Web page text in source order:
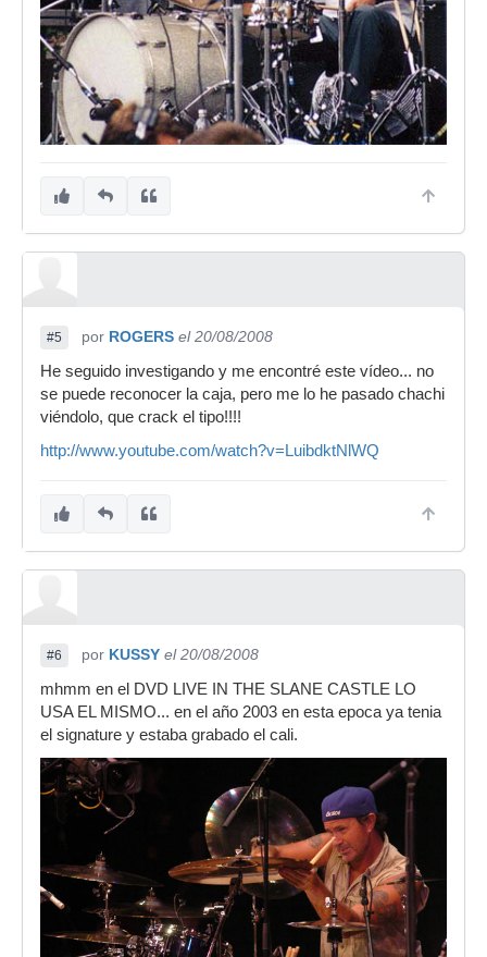
#5 por ROGERS el 20/08/2008
He seguido investigando y me encontré este vídeo... no
se puede reconocer la caja, pero me lo he pasado chachi
viéndolo, que crack el tipo!!!!
http://www.youtube.com/watch?v=LuibdktNlWQ
#6 por KUSSY el 20/08/2008
mhmm en el DVD LIVE IN THE SLANE CASTLE LO
USA EL MISMO... en el año 2003 en esta epoca ya tenia
el signature y estaba grabado el cali.